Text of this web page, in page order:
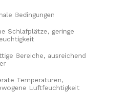
Bedingungen
Schlafplätze, geringe
Bereiche, ausreichend
Temperaturen,
Luftfeuchtigkeit